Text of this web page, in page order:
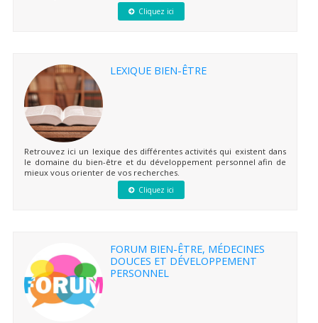
Cliquez ici
LEXIQUE BIEN-ÊTRE
Retrouvez ici un lexique des différentes activités qui existent dans
le domaine du bien-être et du développement personnel afin de
mieux vous orienter de vos recherches.
Cliquez ici
FORUM BIEN-ÊTRE, MÉDECINES
DOUCES ET DÉVELOPPEMENT
PERSONNEL